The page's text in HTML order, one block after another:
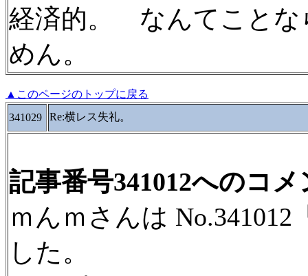
経済的。 なんてことな
めん。
▲このページのトップに戻る
341029
Re:横レス失礼。
記事番号341012へのコメ
ｍんｍさんは
した。